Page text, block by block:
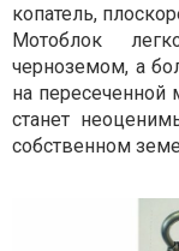
копатель,
Мотоблок
черноземом, а
на пересеченной
станет
собственном